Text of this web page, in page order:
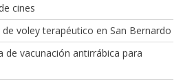
cines
voley terapéutico en San Bernardo
de vacunación antirrábica para